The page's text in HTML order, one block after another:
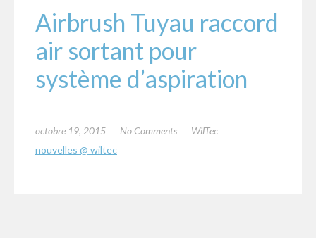
Airbrush Tuyau raccord
air sortant pour
système d’aspiration
octobre 19, 2015 No Comments
WilTec
nouvelles @ wiltec